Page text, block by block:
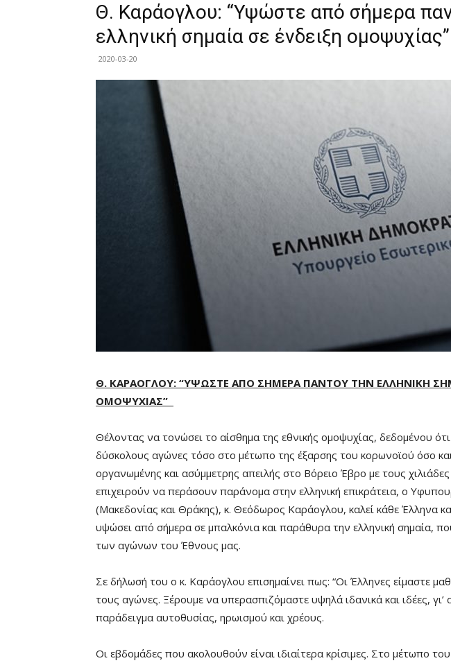
Θ. Καράογλου: “Υψώστε από σήμερα
ελληνική σημαία σε ένδειξη ομοψυχίας”
2020-03-20
Θ. ΚΑΡΑΟΓΛΟΥ: “ΥΨΩΣΤΕ ΑΠΟ ΣΗΜΕΡΑ ΠΑΝΤΟΥ ΤΗΝ ΕΛΛΗΝΙΚΗ
ΟΜΟΨΥΧΙΑΣ”
Θέλοντας να τονώσει το αίσθημα της εθνικής ομοψυχίας, δεδομένου
δύσκολους αγώνες τόσο στο μέτωπο της έξαρσης του κορωνοϊού όσο
οργανωμένης και ασύμμετρης απειλής στο Βόρειο Έβρο με τους
επιχειρούν να περάσουν παράνομα στην ελληνική επικράτεια, ο
(Μακεδονίας και Θράκης), κ. Θεόδωρος Καράογλου, καλεί κάθε Έλληνα
υψώσει από σήμερα σε μπαλκόνια και παράθυρα την ελληνική σημαία,
των αγώνων του Έθνους μας.
Σε δήλωσή του ο κ. Καράογλου επισημαίνει πως: “Οι Έλληνες είμαστε
τους αγώνες. Ξέρουμε να υπερασπιζόμαστε υψηλά ιδανικά και ιδέες,
παράδειγμα αυτοθυσίας, ηρωισμού και χρέους.
Οι εβδομάδες που ακολουθούν είναι ιδιαίτερα κρίσιμες. Στο μέτωπο